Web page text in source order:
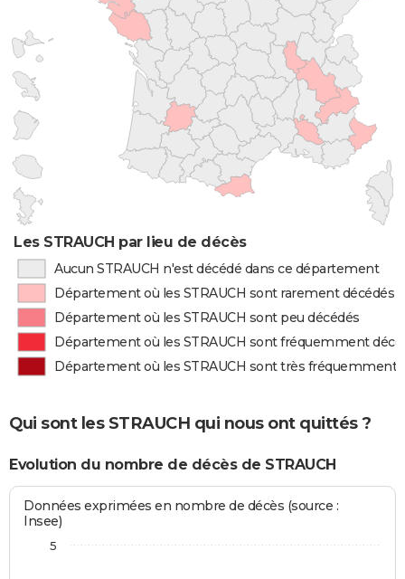
Les STRAUCH par lieu de décès
Aucun STRAUCH n'est décédé dans ce département
Département où les STRAUCH sont rarement décédés
Département où les STRAUCH sont peu décédés
Département où les STRAUCH sont fréquemment
Département où les STRAUCH sont très fréquemment
Qui sont les STRAUCH qui nous ont quittés ?
Evolution du nombre de décès de STRAUCH
Données exprimées en nombre de décès (source :
Insee)
5